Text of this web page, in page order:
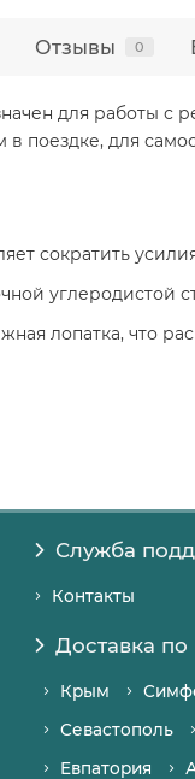
Отзывы 0
для работы
поездке, для
сократить
углеродистой
лопатка, что
Служба
Контакты
Доставка по
Крым
Севастополь
Евпатория